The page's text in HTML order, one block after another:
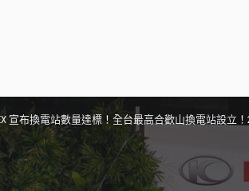
宣布換電站數量達標！全台最高合歡山換電站設立